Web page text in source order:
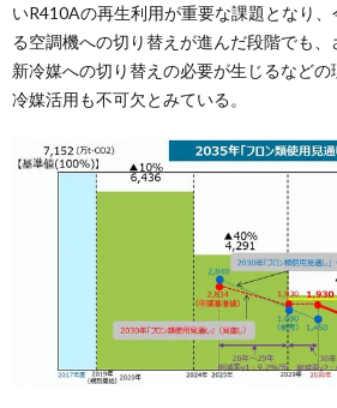
いR410Aの再生利用が重要な課題となり
る空調機への切り替えが進んだ段階でも
新冷媒への切り替えの必要が生じるなど
冷媒活用も不可欠とみている。